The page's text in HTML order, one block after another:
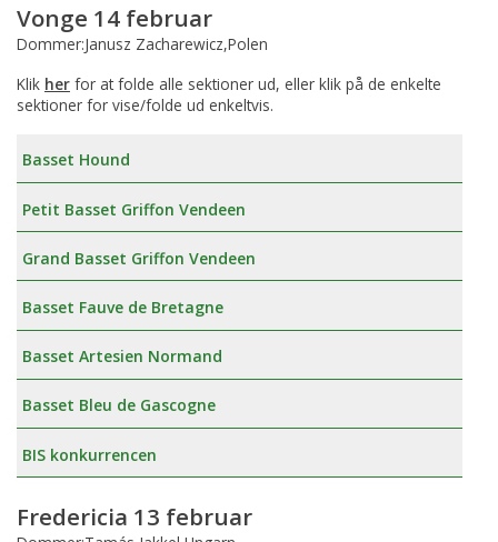
Vonge 14 februar
Dommer:Janusz Zacharewicz,Polen
Klik her for at folde alle sektioner ud, eller klik på de enkelte
sektioner for vise/folde ud enkeltvis.
Basset Hound
Petit Basset Griffon Vendeen
Grand Basset Griffon Vendeen
Basset Fauve de Bretagne
Basset Artesien Normand
Basset Bleu de Gascogne
BIS konkurrencen
Fredericia 13 februar